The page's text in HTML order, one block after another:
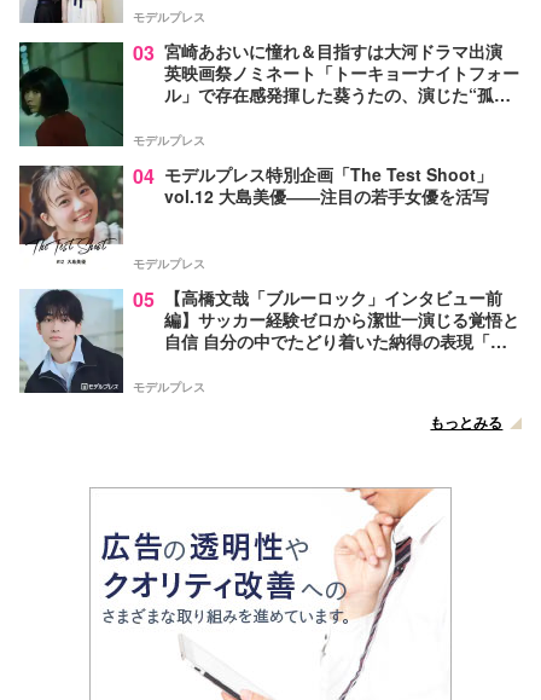
モデルプレス
03 宮崎あおいに憧れ＆目指すは大河ドラマ出演
英映画祭ノミネート「トーキョーナイトフォー
ル」で存在感発揮した葵うたの、演じた“孤
モデルプレス
04 モデルプレス特別企画「The Test Shoot」
vol.12 大島美優――注目の若手女優を活写
モデルプレス
05
【高橋文哉「ブルーロック」インタビュー前
編】サッカー経験ゼロから潔世一演じる覚悟と
自信 自分の中でたどり着いた納得の表現「一
モデルプレス
もっとみる